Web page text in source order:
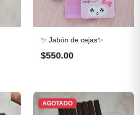
✨ Jabón de cejas✨
$550.00
AGOTADO